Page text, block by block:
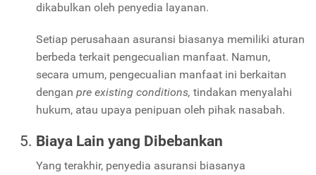
dikabulkan oleh penyedia layanan.
Setiap perusahaan asuransi biasanya memiliki aturan
berbeda terkait pengecualian manfaat. Namun,
secara umum, pengecualian manfaat ini berkaitan
dengan pre existing conditions, tindakan menyalahi
hukum, atau upaya penipuan oleh pihak nasabah.
Biaya Lain yang Dibebankan
Yang terakhir, penyedia asuransi biasanya